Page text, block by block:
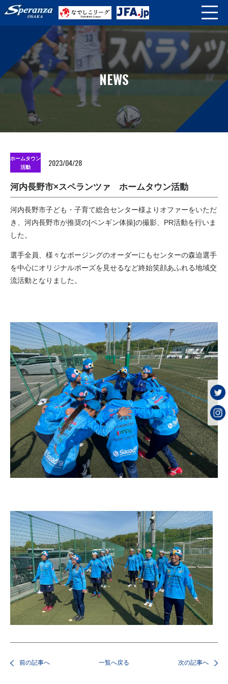
NEWS
ホームタウン
活動
2023/04/28
河内長野市×スペランツァ ホームタウン活動
河内長野市子ども・子育て総合センター様よりオファーをいただ
き、河内長野市が推奨の[ペンギン体操]の撮影、PR活動を行いま
した。
選手全員、様々なポージングのオーダーにもセンターの森迫選手
を中心にオリジナルポーズを見せるなど終始笑顔あふれる地域交
流活動となりました。
前の記事へ 一覧へ戻る 次の記事へ